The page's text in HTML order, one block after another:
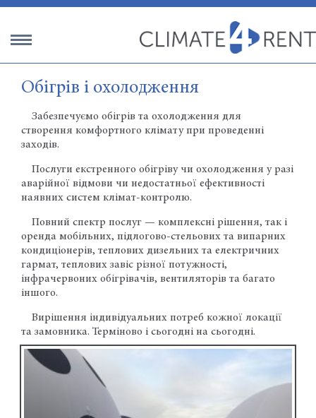
Обігрів і охолодження
Забезпечуємо обігрів та охолодження для
створення комфортного клімату при проведенні
заходів.
Послуги екстренного обігріву чи охолодження у разі
аварійної відмови чи недостатньої ефективності
наявних систем клімат-контролю.
Повний спектр послуг — комплексні рішення, так і
оренда мобільних, підлогово-стельових та випарних
кондиціонерів, теплових дизельних та електричних
гармат, теплових завіс різної потужності,
інфрачервоних обігрівачів, вентиляторів та багато
іншого.
Вирішення індивідуальних потреб кожної локації
та замовника. Терміново і сьогодні на сьогодні.